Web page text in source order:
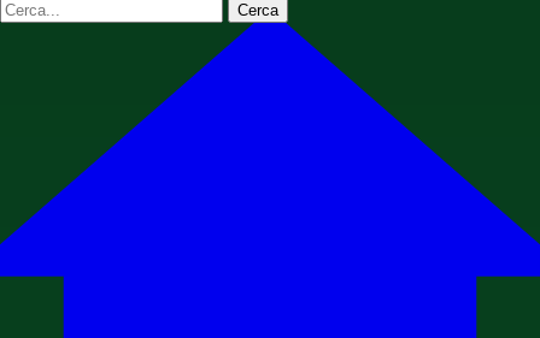
Cerca